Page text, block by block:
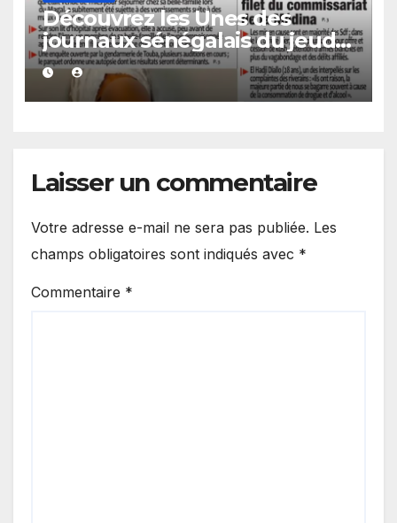
Découvrez les Unes des
journaux sénégalais du jeudi
06 août 2026
Laisser un commentaire
Votre adresse e-mail ne sera pas publiée. Les
champs obligatoires sont indiqués avec *
Commentaire *